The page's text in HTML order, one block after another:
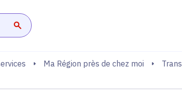
Lancer la recherche
Ma Région près de chez moi